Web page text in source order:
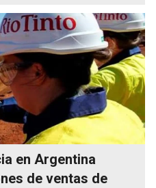
en Argentina
de ventas de